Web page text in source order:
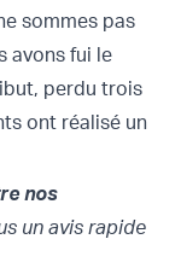
sommes pas
avons fui le
perdu trois
ont réalisé un
nos
un avis rapide